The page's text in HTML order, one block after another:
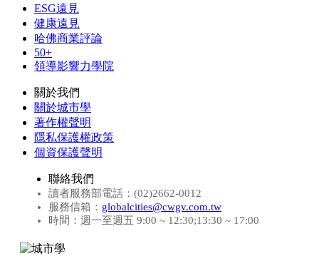
ESG遠見
健康遠見
哈佛商業評論
50+
領導影響力學院
關於我們
關於城市學
著作權聲明
隱私保護權政策
個資保護聲明
聯絡我們
讀者服務部電話：(02)2662-0012
服務信箱： globalcities@cwgv.com.tw
時間：週一至週五 9:00 ~ 12:30;13:30 ~ 17:00